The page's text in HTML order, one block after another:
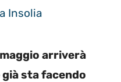
Insolia
arriverà
sta facendo